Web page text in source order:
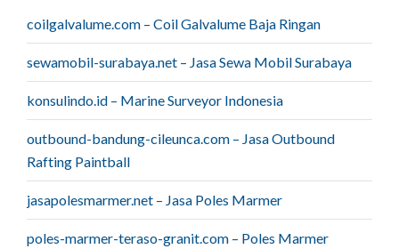
coilgalvalume.com – Coil Galvalume Baja Ringan
sewamobil-surabaya.net – Jasa Sewa Mobil Surabaya
konsulindo.id – Marine Surveyor Indonesia
outbound-bandung-cileunca.com – Jasa Outbound
Rafting Paintball
jasapolesmarmer.net – Jasa Poles Marmer
poles-marmer-teraso-granit.com – Poles Marmer